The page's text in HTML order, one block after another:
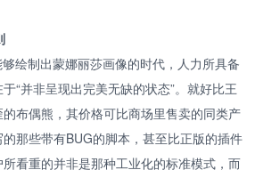
绘制出蒙娜丽莎画像的时代，人力所具备
“并非呈现出完美无缺的状态”。就好比王
布偶熊，其价格可比商场里售卖的同类产
那些带有BUG的脚本，甚至比正版的插件
看重的并非是那种工业化的标准模式，而